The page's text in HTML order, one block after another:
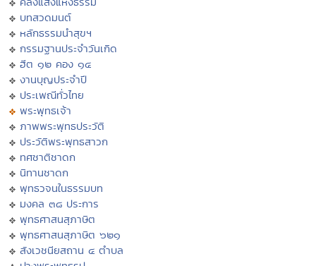
บทสวดมนต์
หลักธรรมนำสุขฯ
กรรมฐานประจำวันเกิด
ฮีต ๑๒ คอง ๑๔
งานบุญประจำปี
ประเพณีทั่วไทย
พระพุทธเจ้า
ภาพพระพุทธประวัติ
ประวัติพระพุทธสาวก
ทศชาติชาดก
นิทานชาดก
พุทธวจนในธรรมบท
มงคล ๓๘ ประการ
พุทธศาสนสุภาษิต
พุทธศาสนสุภาษิต ๖๒๑
สังเวชนียสถาน ๔ ตำบล